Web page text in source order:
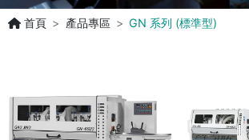
首頁 產品專區 GN 系列 (標準型)